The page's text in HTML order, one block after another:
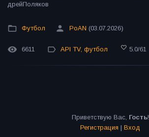
дрейПоляков
Футбол PoAN (03.07.2026)
6611 API TV, футбол 5.0/61
Приветствую Вас, Гость!
Регистрация | Вход